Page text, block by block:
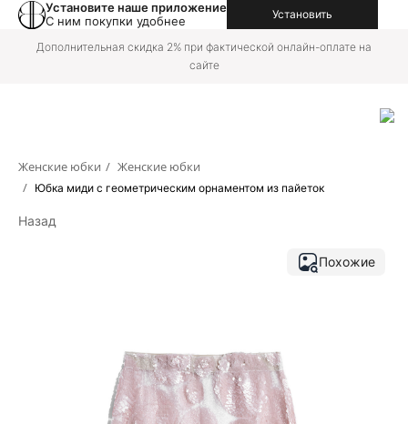
Установите наше приложение
С ним покупки удобнее
Установить
Дополнительная скидка 2% при фактической онлайн-оплате на
сайте
Женские юбки / Женские юбки
/ Юбка миди с геометрическим орнаментом из пайеток
Назад
Похожие